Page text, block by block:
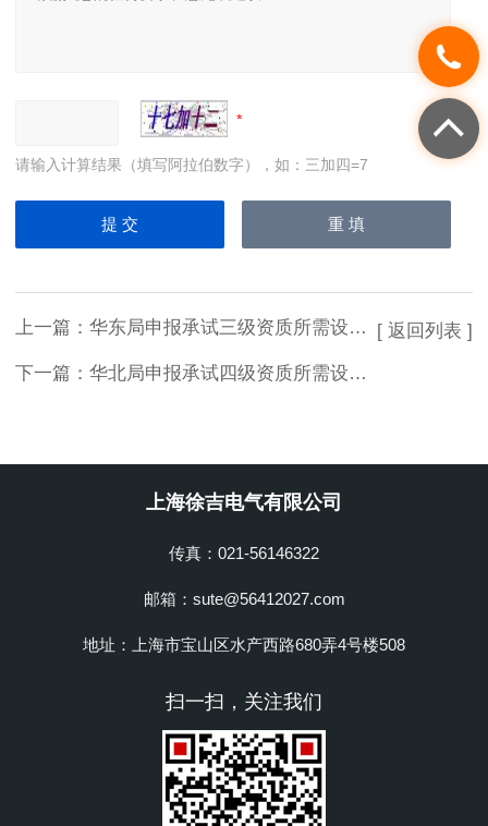
请输入计算结果（填写阿拉伯数字），如：三加四=7
上一篇： 华东局申报承试三级资质所需设备清单
下一篇： 华北局申报承试四级资质所需设备清单
[ 返回列表 ]
上海徐吉电气有限公司
传真：021-56146322
邮箱：sute@56412027.com
地址：上海市宝山区水产西路680弄4号楼508
扫一扫，关注我们